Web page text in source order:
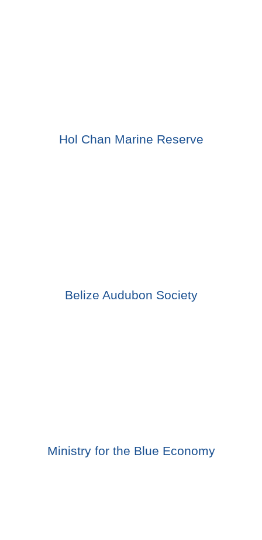
Hol Chan Marine Reserve
Belize Audubon Society
Ministry for the Blue Economy